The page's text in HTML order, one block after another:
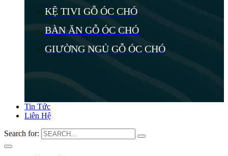
KỆ TIVI GỖ ÓC CHÓ
BÀN ĂN GỖ ÓC CHÓ
GIƯỜNG NGỦ GỖ ÓC CHÓ
Tin Tức
Liên Hệ
Search for: